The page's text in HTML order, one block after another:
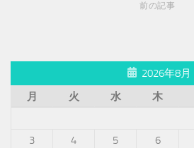
前の記事
2026年8月
月
火 水 木
3
4 5 6